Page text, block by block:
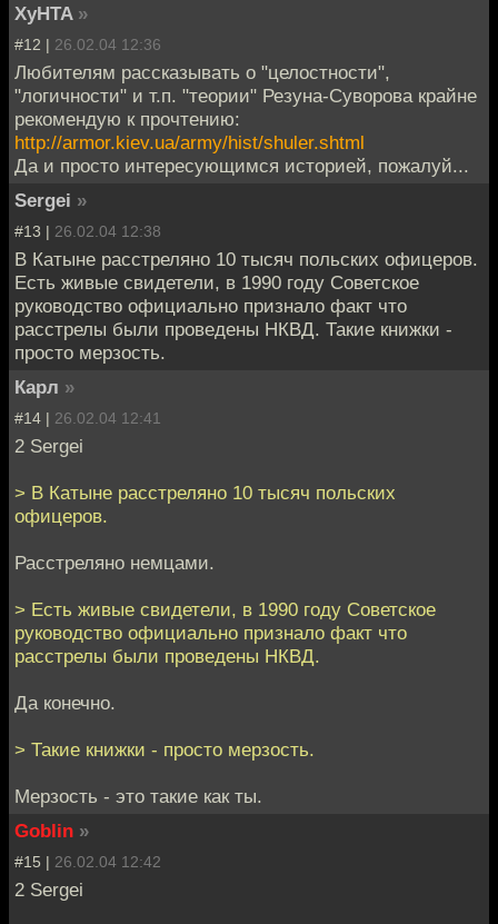
XyHTA »
#12 | 26.02.04 12:36
Любителям рассказывать о "целостности",
"логичности" и т.п. "теории" Резуна-Суворова крайне
рекомендую к прочтению:
http://armor.kiev.ua/army/hist/shuler.shtml
Да и просто интересующимся историей, пожалуй...
Sergei »
#13 | 26.02.04 12:38
В Катыне расстреляно 10 тысяч польских офицеров.
Есть живые свидетели, в 1990 году Советское
руководство официально признало факт что
расстрелы были проведены НКВД. Такие книжки -
просто мерзость.
Карл »
#14 | 26.02.04 12:41
2 Sergei
> В Катыне расстреляно 10 тысяч польских
офицеров.
Расстреляно немцами.
> Есть живые свидетели, в 1990 году Советское
руководство официально признало факт что
расстрелы были проведены НКВД.
Да конечно.
> Такие книжки - просто мерзость.
Мерзость - это такие как ты.
Goblin »
#15 | 26.02.04 12:42
2 Sergei